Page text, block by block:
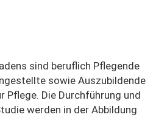
sind beruflich Pflegende
sowie Auszubildende
Pflege. Die Durchführung und
werden in der Abbildung